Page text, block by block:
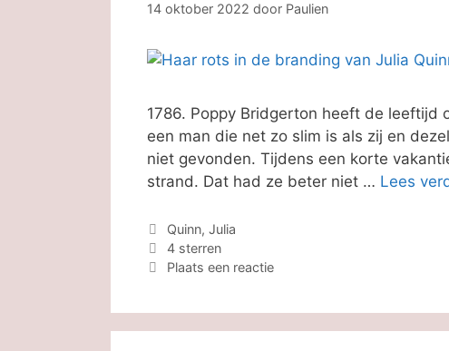
14 oktober 2022 door Paulien
1786. Poppy Bridgerton heeft de
een man die net zo slim is als zij en
niet gevonden. Tijdens een korte
strand. Dat had ze beter niet … Lees
Categorieën
Quinn, Julia
Tags
4 sterren
Plaats een reactie